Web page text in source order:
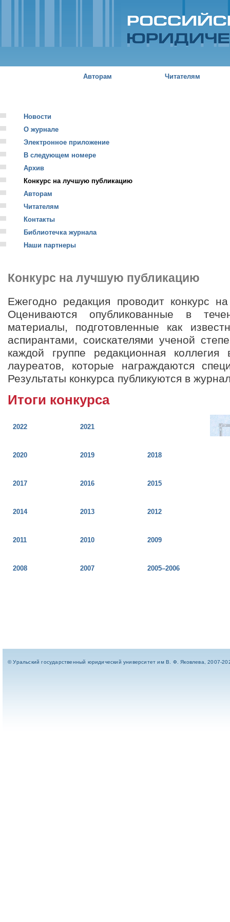
журнал
Авторам Читателям
Новости
О журнале
Электронное приложение
В следующем номере
Архив
Конкурс на лучшую публикацию
Авторам
Читателям
Контакты
Библиотечка журнала
Наши партнеры
Конкурс на лучшую публикацию
Ежегодно редакция проводит конкурс
Оцениваются опубликованные в
материалы, подготовленные как
аспирантами, соискателями ученой
каждой группе редакционная
лауреатов, которые награждаются
Результаты конкурса публикуются в
Итоги конкурса
2022 2021
2020 2019 2018
2017 2016 2015
2014 2013 2012
2011 2010 2009
2008 2007 2005–2006
© Уральский государственный юридический университет им В. Ф. Яковлева, 2007-